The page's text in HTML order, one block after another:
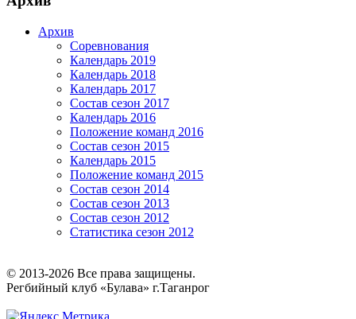
Архив
Соревнования
Календарь 2019
Календарь 2018
Календарь 2017
Состав сезон 2017
Календарь 2016
Положение команд 2016
Состав сезон 2015
Календарь 2015
Положение команд 2015
Состав сезон 2014
Состав сезон 2013
Состав сезон 2012
Статистика сезон 2012
© 2013-2026 Все права защищены.
Регбийный клуб «Булава» г.Таганрог